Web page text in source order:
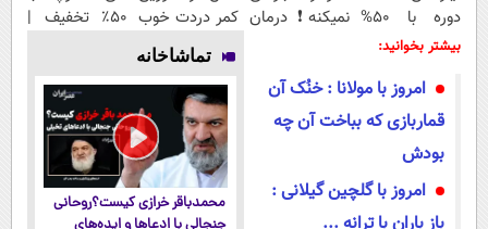
دوره با 50%
تخفیف |
نویسی سبزلرن
نمیکنه❗ درمان
(پرسشنامه)
کمر دردت خوب
◂پرسش‌نامه رو
پرکن
۵۰٪ تخفیف |
نویسی
بیشتر بخوانید:
امروز با مولانا : خنُک آن
قماربازی که بباخت آن چه
بودش
امروز با گلچین گیلانی :
تماشاخانه
محمدباقر خرازی کیست؟روحانی